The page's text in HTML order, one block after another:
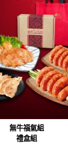
無牛福氣組
禮盒組